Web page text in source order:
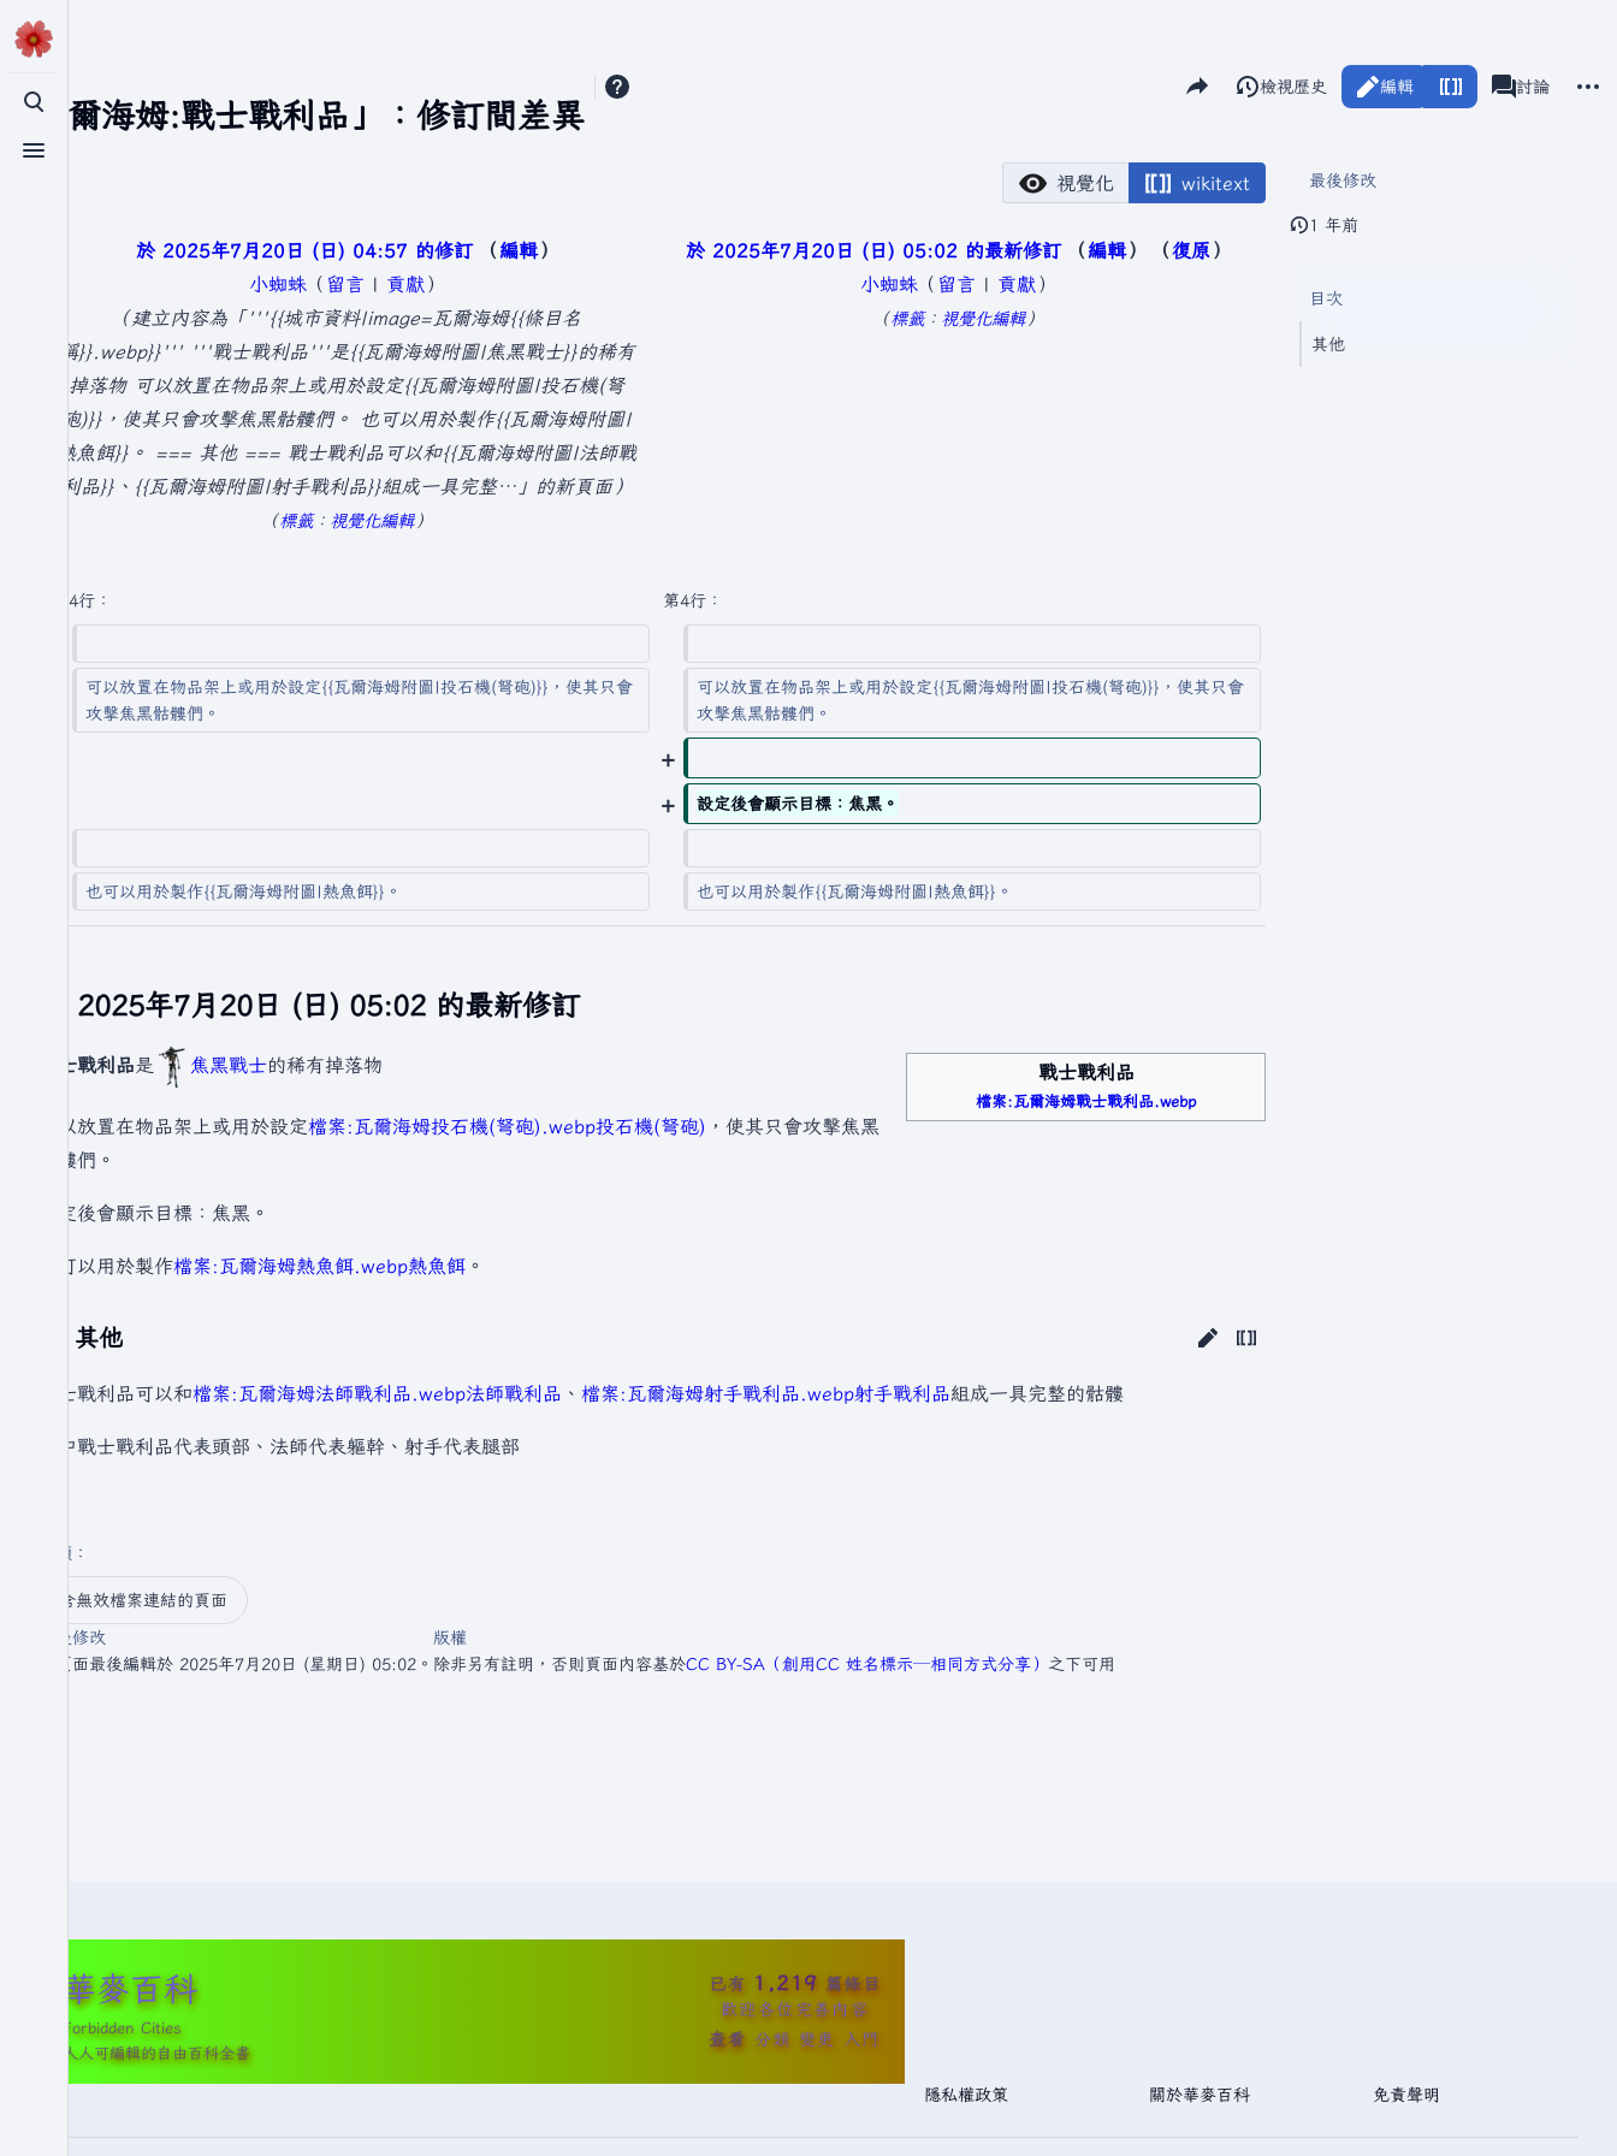
切換搜尋
切換選單
「瓦爾海姆:戰士戰利品」：修訂間差異
分享此頁面
視圖閱讀 編輯
檢視歷史 associated-
瓦爾海姆
討論
視覺化 wikitext
於 2025年7月20日 (日) 04:57 的修訂
編輯
小蜘蛛 （ 留言 | 貢獻 ）
建立內容為「'''{{城市資料|image=瓦爾海姆{{條目名
稱}}.webp}}''' '''戰士戰利品'''是{{瓦爾海姆附圖|焦黑戰士}}的稀有
掉落物 可以放置在物品架上或用於設定{{瓦爾海姆附圖|投石機(弩
砲)}}，使其只會攻擊焦黑骷髏們。 也可以用於製作{{瓦爾海姆附圖|
熱魚餌}}。 === 其他 === 戰士戰利品可以和{{瓦爾海姆附圖|法師戰
利品}}、{{瓦爾海姆附圖|射手戰利品}}組成一具完整…」的新頁面
標籤： 視覺化編輯
於 2025年7月20日 (日) 05:02 的最新修訂 編輯
復原
小蜘蛛 （ 留言 | 貢獻 ）
標籤： 視覺化編輯
第4行： 第4行：
可以放置在物品架上或用於設定{{瓦爾海姆附圖|投石機(弩砲)}}，使其只會
攻擊焦黑骷髏們。
可以放置在物品架上或用於設定{{瓦爾海姆附圖|投石機(弩砲)}}，使其只會
攻擊焦黑骷髏們。
設定後會顯示目標：焦黑。
也可以用於製作{{瓦爾海姆附圖|熱魚餌}}。 也可以用於製作{{瓦爾海姆附圖|熱魚餌}}。
於 2025年7月20日 (日) 05:02 的最新修訂
戰士戰利品
檔案:瓦爾海姆戰士戰利品.webp
戰士戰利品是 焦黑戰士的稀有掉落物
可以放置在物品架上或用於設定檔案:瓦爾海姆投石機(弩砲).webp投石機(弩砲) ，使其只會攻擊焦黑
骷髏們。
設定後會顯示目標：焦黑。
也可以用於製作檔案:瓦爾海姆熱魚餌.webp熱魚餌 。
其他
戰士戰利品可以和檔案:瓦爾海姆法師戰利品.webp法師戰利品 、 檔案:瓦爾海姆射手戰利品.webp射手戰利品組成一具完整的骷髏
其中戰士戰利品代表頭部、法師代表軀幹、射手代表腿部
最後修改
1 年前
目次
其他
分類 ：​
含無效檔案連結的頁面
最後修改
此頁面最後編輯於 2025年7月20日 (星期日) 05:02。
版權
除非另有註明，否則頁面內容基於CC BY-SA（創用CC 姓名標示─相同方式分享） 之下可用
華麥百科
Forbidden Cities
人人可編輯的自由百科全書
已有 1,219 篇條目
歡迎各位完善內容
查看 分類 變更 入門
隱私權政策 關於華麥百科 免責聲明